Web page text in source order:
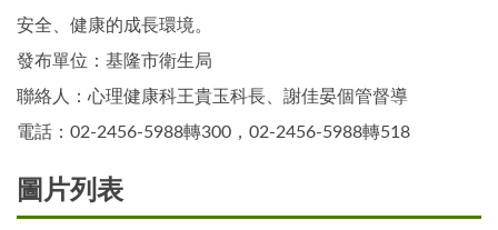
安全、健康的成長環境。
發布單位：基隆市衛生局
聯絡人：心理健康科王貴玉科長、謝佳晏個管督導
電話：02-2456-5988轉300，02-2456-5988轉518
圖片列表